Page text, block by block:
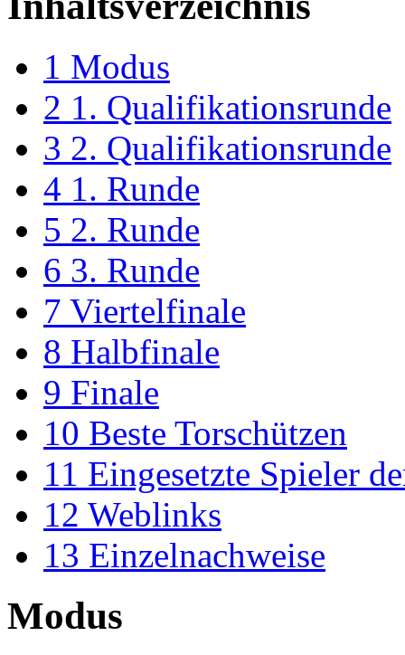
1 Modus
2 1. Qualifikationsrunde
3 2. Qualifikationsrunde
4 1. Runde
5 2. Runde
6 3. Runde
7 Viertelfinale
8 Halbfinale
9 Finale
10 Beste Torschützen
11 Eingesetzte Spieler
12 Weblinks
13 Einzelnachweise
Modus